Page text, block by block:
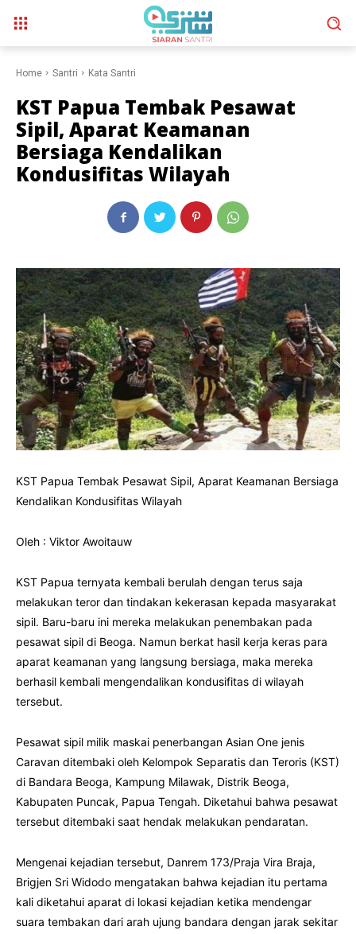
Home Santri Kata Santri
KST Papua Tembak Pesawat
Sipil, Aparat Keamanan
Bersiaga Kendalikan
Kondusifitas Wilayah
KST Papua Tembak Pesawat Sipil, Aparat Keamanan Bersiaga
Kendalikan Kondusifitas Wilayah
Oleh : Viktor Awoitauw
KST Papua ternyata kembali berulah dengan terus saja
melakukan teror dan tindakan kekerasan kepada masyarakat
sipil. Baru-baru ini mereka melakukan penembakan pada
pesawat sipil di Beoga. Namun berkat hasil kerja keras para
aparat keamanan yang langsung bersiaga, maka mereka
berhasil kembali mengendalikan kondusifitas di wilayah
tersebut.
Pesawat sipil milik maskai penerbangan Asian One jenis
Caravan ditembaki oleh Kelompok Separatis dan Teroris (KST)
di Bandara Beoga, Kampung Milawak, Distrik Beoga,
Kabupaten Puncak, Papua Tengah. Diketahui bahwa pesawat
tersebut ditembaki saat hendak melakukan pendaratan.
Mengenai kejadian tersebut, Danrem 173/Praja Vira Braja,
Brigjen Sri Widodo mengatakan bahwa kejadian itu pertama
kali diketahui aparat di lokasi kejadian ketika mendengar
suara tembakan dari arah ujung bandara dengan jarak sekitar